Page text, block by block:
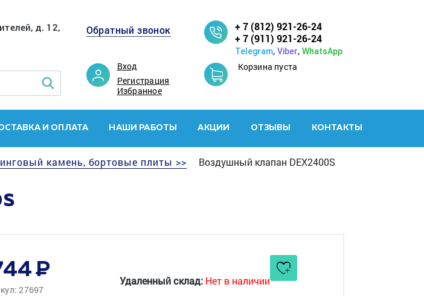
д. 12,
Обратный звонок
Вход
Регистрация
Избранное
+ 7 (812) 921-26-24
+ 7 (911) 921-26-24
Telegram, Viber, WhatsApp
Корзина пуста
И ОПЛАТА НАШИ РАБОТЫ АКЦИИ ОТЗЫВЫ КОНТАКТЫ
камень, бортовые плиты >> Воздушный клапан DEX2400S
27697
Удаленный склад: Нет в наличии